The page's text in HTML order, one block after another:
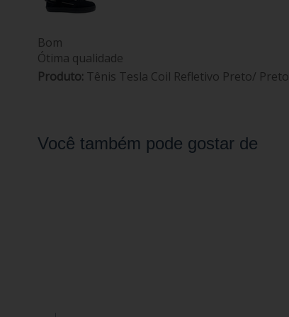
Bom
Ótima qualidade
Produto: Tênis Tesla Coil Refletivo Preto/ Preto
Você também pode gostar de